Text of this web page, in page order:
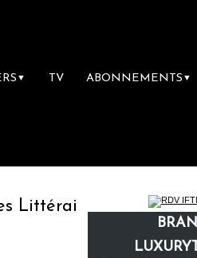
▼ TV ABONNEMENTS ▼
la première librairie